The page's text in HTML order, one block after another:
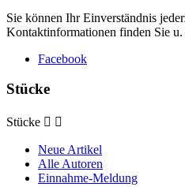
Sie können Ihr Einverständnis
Kontaktinformationen finden Sie
Facebook
Stücke
Stücke  
Neue Artikel
Alle Autoren
Einnahme-Meldung